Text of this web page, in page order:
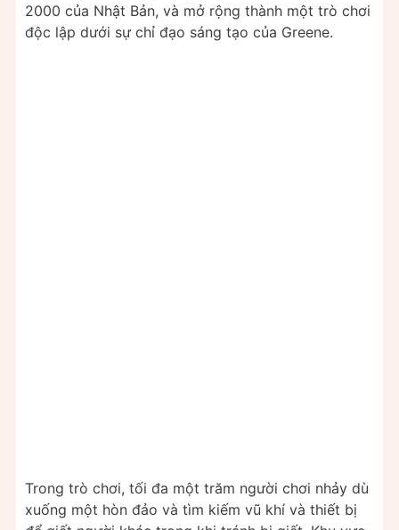
2000 của Nhật Bản, và mở rộng thành một trò chơi
độc lập dưới sự chỉ đạo sáng tạo của Greene.
Trong trò chơi, tối đa một trăm người chơi nhảy dù
xuống một hòn đảo và tìm kiếm vũ khí và thiết bị